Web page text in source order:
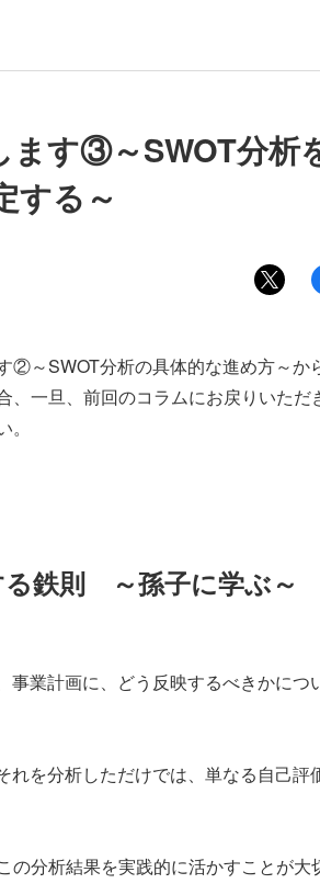
ます③～SWOT分析
する～
②～SWOT分析の具体的な進め方～か
一旦、前回のコラムにお戻りいただ
鉄則 ～孫子に学ぶ～
事業計画に、どう反映するべきかにつ
を分析しただけでは、単なる自己評
分析結果を実践的に活かすことが大